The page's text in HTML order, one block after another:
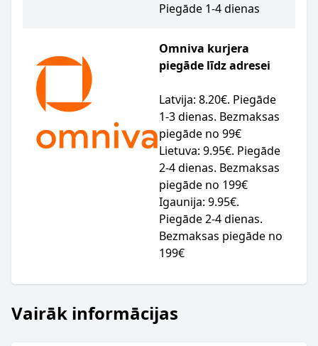
Piegāde 1-4 dienas
Omniva kurjera
piegāde līdz adresei
Latvija: 8.20€. Piegāde
1-3 dienas. Bezmaksas
piegāde no 99€
Lietuva: 9.95€. Piegāde
2-4 dienas. Bezmaksas
piegāde no 199€
Igaunija: 9.95€.
Piegāde 2-4 dienas.
Bezmaksas piegāde no
199€
Vairāk informācijas